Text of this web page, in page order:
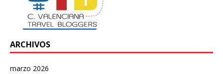
ARCHIVOS
marzo 2026